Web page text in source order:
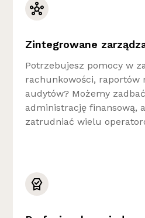
Zintegrowane
Potrzebujesz pomocy w
rachunkowości, raportów
audytów? Możemy
administrację finansową,
zatrudniać wielu